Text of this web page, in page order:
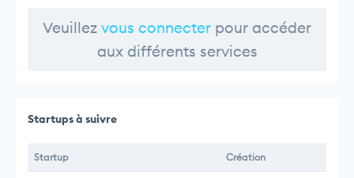
Veuillez vous connecter pour accéder
aux différents services
Startups à suivre
Startup Création